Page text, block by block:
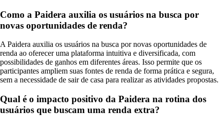
Como a Paidera auxilia os usuários na busca por
novas oportunidades de renda?
A Paidera auxilia os usuários na busca por novas oportunidades de
renda ao oferecer uma plataforma intuitiva e diversificada, com
possibilidades de ganhos em diferentes áreas. Isso permite que os
participantes ampliem suas fontes de renda de forma prática e segura,
sem a necessidade de sair de casa para realizar as atividades propostas.
Qual é o impacto positivo da Paidera na rotina dos
usuários que buscam uma renda extra?